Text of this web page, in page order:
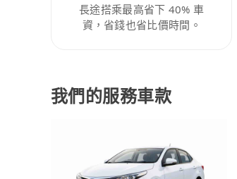
長途搭乘最高省下 40% 車
資，省錢也省比價時間。
我們的服務車款